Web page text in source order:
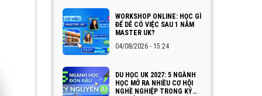
WORKSHOP ONLINE: HỌC GÌ
ĐỂ DỄ CÓ VIỆC SAU 1 NĂM
MASTER UK?
04/08/2026 - 15:24
DU HỌC UK 2027: 5 NGÀNH
HỌC MỞ RA NHIỀU CƠ HỘI
NGHỀ NGHIỆP TRONG KỶ